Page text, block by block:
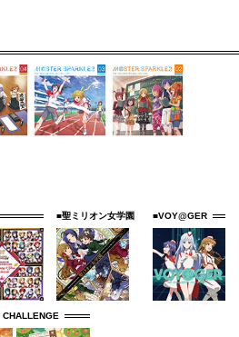
■聖ミリオン女学園 ■VOY@GER
CHALLENGE